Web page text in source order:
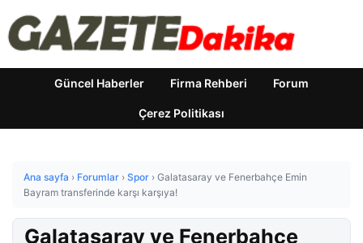
Güncel Haberler Firma Rehberi Forum
Çerez Politikası
Ana sayfa › Forumlar › Spor › Galatasaray ve Fenerbahçe Emin
Bayram transferinde karşı karşıya!
Galatasaray ve Fenerbahçe